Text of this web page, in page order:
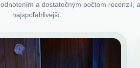
a dostatočným počtom recenzií,
najspoľahlivejší.